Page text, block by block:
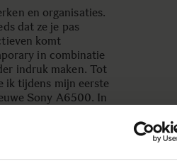
en organisaties.
dat ze je pas
komt
in combinatie
indruk maken. Tot
ik tijdens mijn eerste
Sony A6500. In